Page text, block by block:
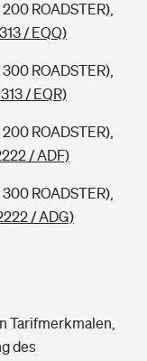
ROADSTER),
/ EQQ)
ROADSTER),
/ EQR)
ROADSTER),
/ ADF)
ROADSTER),
/ ADG)
Tarifmerkmalen,
des